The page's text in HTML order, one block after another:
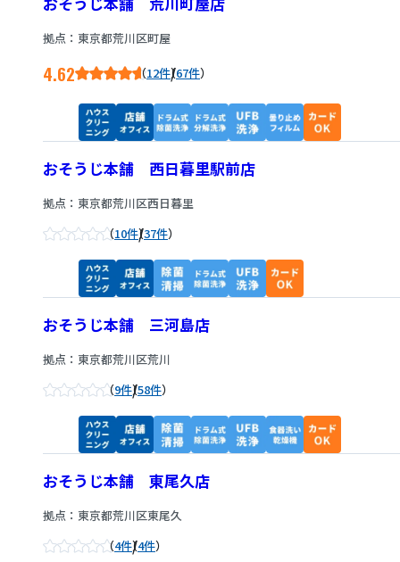
拠点：東京都荒川区町屋
4.62 12件/67件
おそうじ本舗 西日暮里駅前店
拠点：東京都荒川区西日暮里
10件/37件
おそうじ本舗 三河島店
拠点：東京都荒川区荒川
9件/58件
おそうじ本舗 東尾久店
拠点：東京都荒川区東尾久
4件/4件